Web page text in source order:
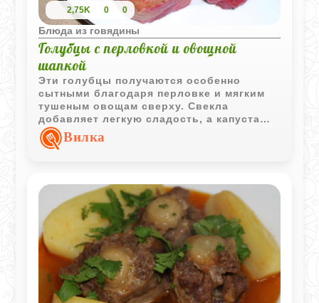
2,75K 0 0
Блюда из говядины
Голубцы с перловкой и овощной
шапкой
Эти голубцы получаются особенно
сытными благодаря перловке и мягким
тушеным овощам сверху. Свекла
добавляет легкую сладость, а капуста
хорошо пропитывается мясным соком во
время долгого томления.
Вилка